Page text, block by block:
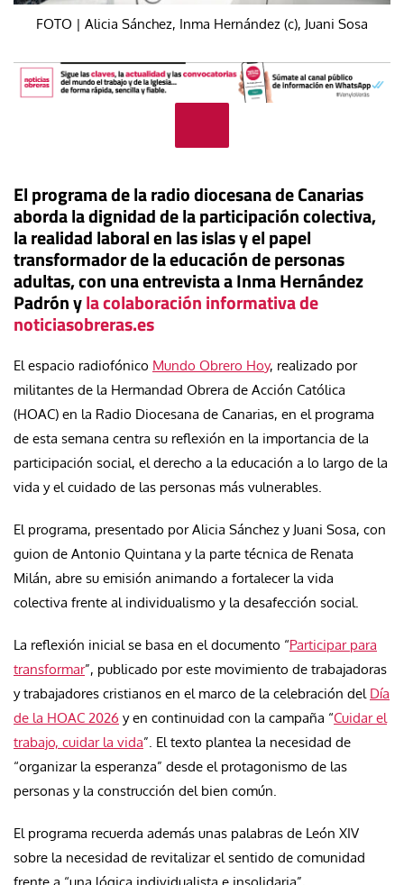
FOTO | Alicia Sánchez, Inma Hernández (c), Juani Sosa
El programa de la radio diocesana de Canarias
aborda la dignidad de la participación colectiva,
la realidad laboral en las islas y el papel
transformador de la educación de personas
adultas, con una entrevista a Inma Hernández
Padrón yla colaboración informativa de
noticiasobreras.es
El espacio radiofónico Mundo Obrero Hoy, realizado por
militantes de la Hermandad Obrera de Acción Católica
(HOAC) en la Radio Diocesana de Canarias, en el programa
de esta semana centra su reflexión en la importancia de la
participación social, el derecho a la educación a lo largo de la
vida y el cuidado de las personas más vulnerables.
El programa, presentado por Alicia Sánchez y Juani Sosa, con
guion de Antonio Quintana y la parte técnica de Renata
Milán, abre su emisión animando a fortalecer la vida
colectiva frente al individualismo y la desafección social.
La reflexión inicial se basa en el documento “Participar para
transformar”, publicado por este movimiento de trabajadoras
y trabajadores cristianos en el marco de la celebración del Día
de la HOAC 2026 y en continuidad con la campaña “Cuidar el
trabajo, cuidar la vida”. El texto plantea la necesidad de
“organizar la esperanza” desde el protagonismo de las
personas y la construcción del bien común.
El programa recuerda además unas palabras de León XIV
sobre la necesidad de revitalizar el sentido de comunidad